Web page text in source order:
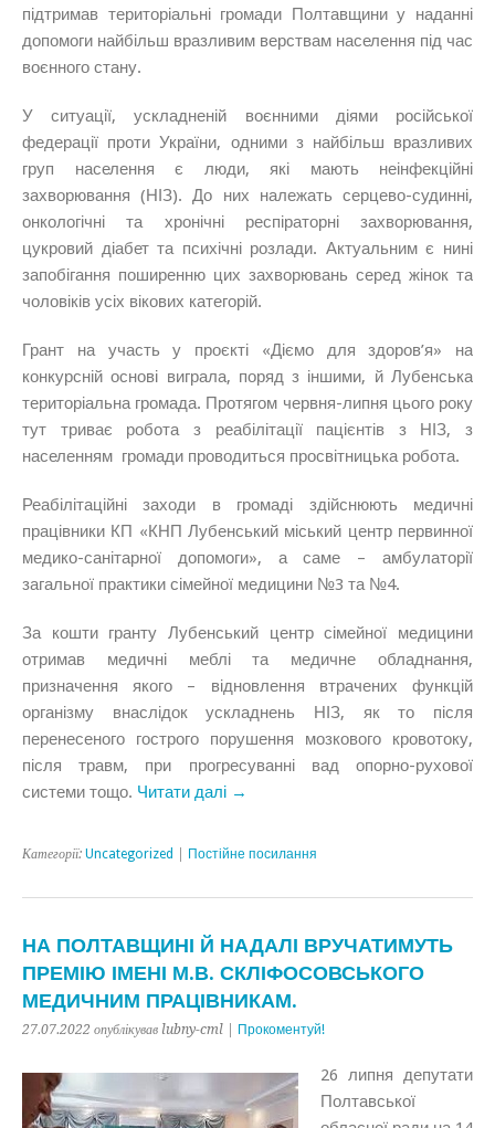
підтримав територіальні громади Полтавщини у наданні
допомоги найбільш вразливим верствам населення під час
воєнного стану.
У ситуації, ускладненій воєнними діями російської
федерації проти України, одними з найбільш вразливих
груп населення є люди, які мають неінфекційні
захворювання (НІЗ). До них належать серцево-судинні,
онкологічні та хронічні респіраторні захворювання,
цукровий діабет та психічні розлади. Актуальним є нині
запобігання поширенню цих захворювань серед жінок та
чоловіків усіх вікових категорій.
Грант на участь у проєкті «Діємо для здоров’я» на
конкурсній основі виграла, поряд з іншими, й Лубенська
територіальна громада. Протягом червня-липня цього року
тут триває робота з реабілітації пацієнтів з НІЗ, з
населенням громади проводиться просвітницька робота.
Реабілітаційні заходи в громаді здійснюють медичні
працівники КП «КНП Лубенський міський центр первинної
медико-санітарної допомоги», а саме – амбулаторії
загальної практики сімейної медицини №3 та №4.
За кошти гранту Лубенський центр сімейної медицини
отримав медичні меблі та медичне обладнання,
призначення якого – відновлення втрачених функцій
організму внаслідок ускладнень НІЗ, як то після
перенесеного гострого порушення мозкового кровотоку,
після травм, при прогресуванні вад опорно-рухової
системи тощо. Читати далі →
Категорії: Uncategorized Постійне посилання
НА ПОЛТАВЩИНІ Й НАДАЛІ ВРУЧАТИМУТЬ
ПРЕМІЮ ІМЕНІ М.В. СКЛІФОСОВСЬКОГО
МЕДИЧНИМ ПРАЦІВНИКАМ.
27.07.2022 опублікував lubny-cml | Прокоментуй!
26 липня депутати
Полтавської